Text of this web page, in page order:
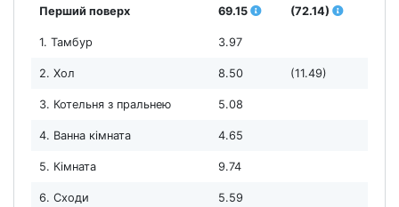
Перший поверх 69.15 (72.14)
1. Тамбур 3.97
2. Хол 8.50 (11.49)
3. Котельня з пральнею 5.08
4. Ванна кімната 4.65
5. Кімната 9.74
6. Сходи 5.59